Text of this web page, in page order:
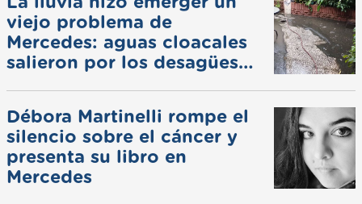
viejo problema de
Mercedes: aguas cloacales
salieron por los desagües
Débora Martinelli rompe el
silencio sobre el cáncer y
presenta su libro en
Mercedes